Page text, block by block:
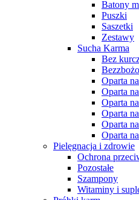
Batony
Puszki
Saszetki
Zestawy
Sucha Karma
Bez
Oparta
Oparta
Oparta
Oparta
Oparta
Oparta
Pielęgnacja i zdrowie
Ochrona
Pozostałe
Szampony
Witaminy i